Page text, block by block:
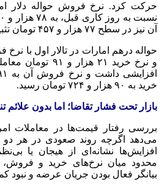
آن نیز در سطح ۷۷ هزار و ۴۵۷ تومان تثبیت شد.
و نرخ خرید ۲۱
خرید به ۹۰ هزار و ۷۲۴ تومان رسید.
بازار تحت فشار تقاضا؛ اما بدون علائم
بررسی رفتار قیمت‌ها در معاملات
می‌دهد اگرچه روند صعودی در هر دو
افزایش‌ها نشانه‌ای از هیجان یا
محدود میان نرخ‌های خرید و فروش،
بیانگر فعال بودن جریان عرضه و نبود